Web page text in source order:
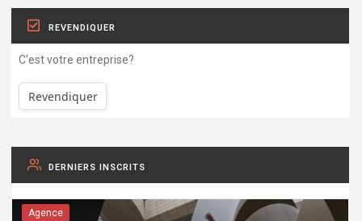
REVENDIQUER
C'est votre entreprise?
Revendiquer
DERNIERS INSCRITS
Agence